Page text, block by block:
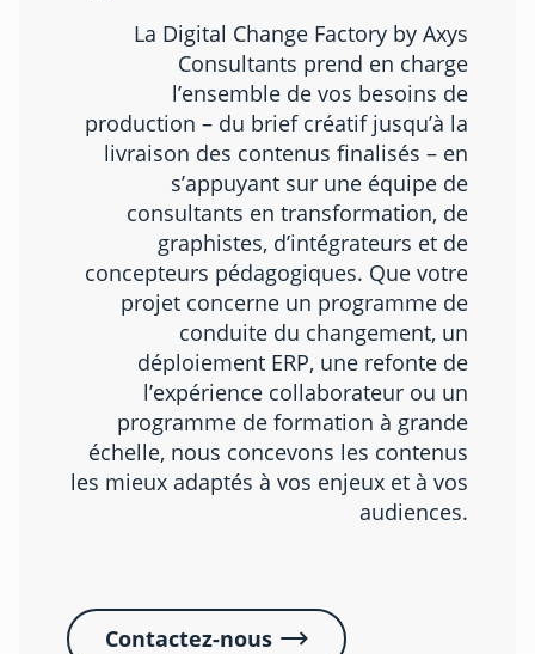
La Digital Change Factory by Axys
Consultants prend en charge
l’ensemble de vos besoins de
production – du brief créatif jusqu’à la
livraison des contenus finalisés – en
s’appuyant sur une équipe de
consultants en transformation, de
graphistes, d’intégrateurs et de
concepteurs pédagogiques. Que votre
projet concerne un programme de
conduite du changement, un
déploiement ERP, une refonte de
l’expérience collaborateur ou un
programme de formation à grande
échelle, nous concevons les contenus
les mieux adaptés à vos enjeux et à vos
audiences.
Contactez-nous